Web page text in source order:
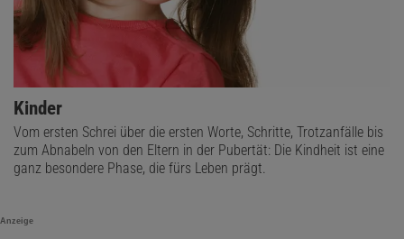
Kinder
Vom ersten Schrei über die ersten Worte, Schritte, Trotzanfälle bis
zum Abnabeln von den Eltern in der Pubertät: Die Kindheit ist eine
ganz besondere Phase, die fürs Leben prägt.
Anzeige